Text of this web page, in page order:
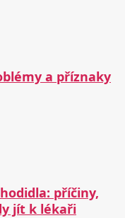
a příznaky
příčiny,
jít k lékaři